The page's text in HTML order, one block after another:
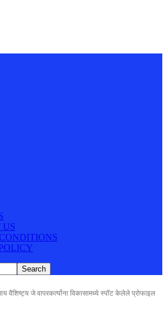
US
वैशिष्ट्य जे वापरकर्त्यांना विकासामध्ये स्पॉट केलेले प्रोफाइल